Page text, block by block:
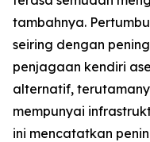
tambahnya.
seiring dengan
penjagaan kendiri
alternatif,
mempunyai
ini mencatatkan